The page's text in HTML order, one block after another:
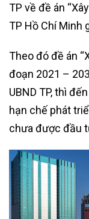
TP về đề án
TP Hồ Chí Minh
Theo đó đề án
đoạn 2021 –
UBND TP, thì
hạn chế phát
chưa được đầu